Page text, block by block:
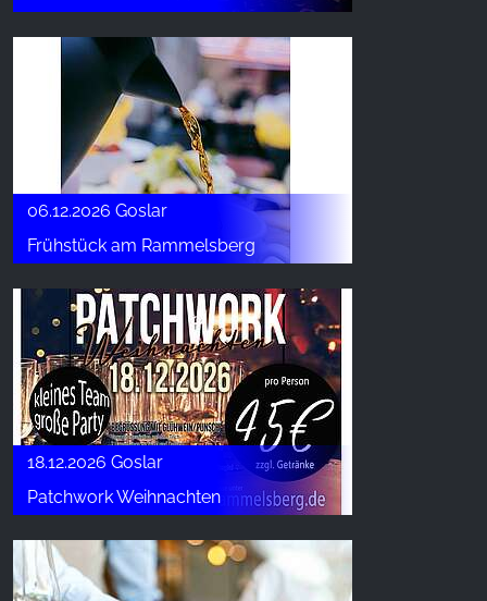
06.12.2026 Goslar
Frühstück am Rammelsberg
18.12.2026 Goslar
Patchwork Weihnachten